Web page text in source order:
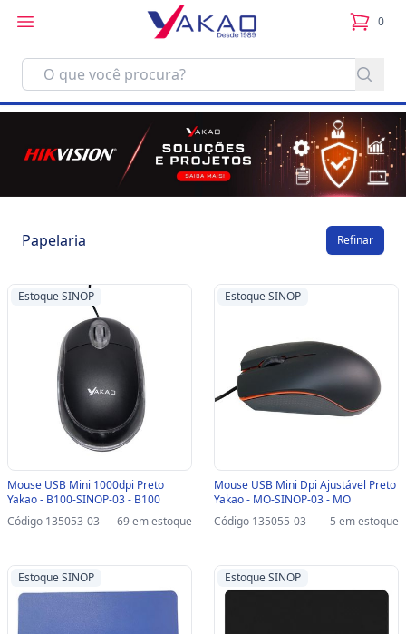
0
itens
Papelaria Refinar
Estoque SINOP
Mouse USB Mini 1000dpi Preto
Yakao - B100-SINOP-03 - B100
Código 135053-03
69 em estoque
Estoque SINOP
Mouse USB Mini Dpi Ajustável Preto
Yakao - MO-SINOP-03 - MO
Código 135055-03
5 em estoque
Estoque SINOP Estoque SINOP